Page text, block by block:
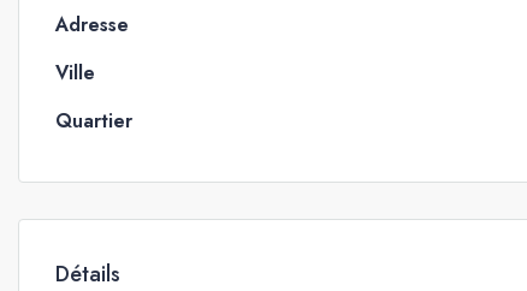
Adresse
Ville
Quartier
Détails